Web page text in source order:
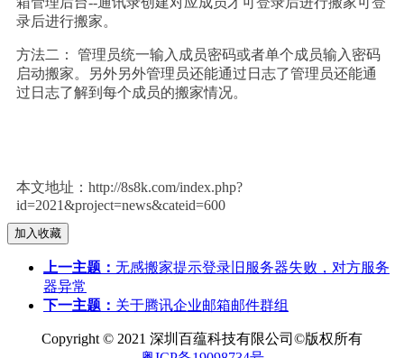
录后进行搬家。
方法二： 管理员统一输入成员密码或者单个成员输入密码
启动搬家。另外另外管理员还能通过日志了管理员还能通
过日志了解到每个成员的搬家情况。
本文地址：http://8s8k.com/index.php?
id=2021&project=news&cateid=600
上一主题： 无感搬家提示登录旧服务器失败，对方服务
器异常
下一主题： 关于腾讯企业邮箱邮件群组
Copyright © 2021 深圳百蕴科技有限公司©版权所有